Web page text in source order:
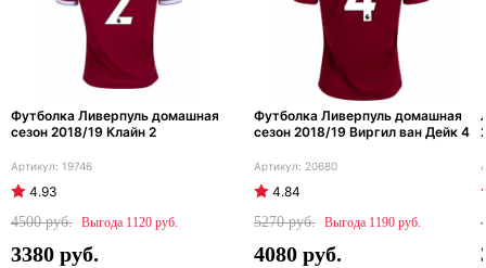
Футболка Ливерпуль домашная
сезон 2018/19 Клайн 2
19746
4.93
4500
1120
3380
Футболка Ливерпуль домашная
сезон 2018/19 Виргил ван Дейк 4
20680
4.84
5270
1190
4080